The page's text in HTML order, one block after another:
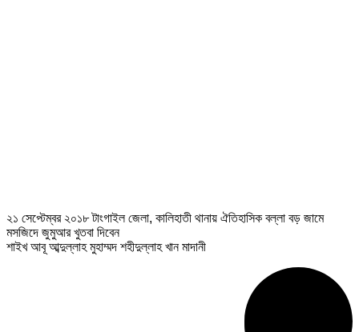
২১ সেপ্টেম্বর ২০১৮ টাংগাইল জেলা, কালিহাতী থানায় ঐতিহাসিক বল্লা বড় জামে
মসজিদে জুমুআর খুতবা দিবেন
শাইখ আবূ আব্দুল্লাহ মুহাম্মদ শহীদুল্লাহ খান মাদানী